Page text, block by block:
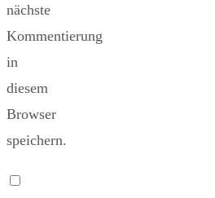
nächste
Kommentierung
in
diesem
Browser
speichern.